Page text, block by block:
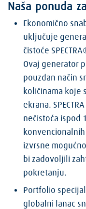
Naša ponuda
Ekonomično
uključuje
čistoće
Ovaj generator
pouzdan način
količinama koje
ekrana.
nečistoća ispod
izvrsne
bi zadovoljili
pokretanju.
Portfolio
globalni lanac